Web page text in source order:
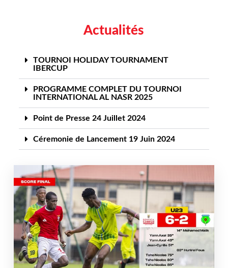
Actualités
TOURNOI HOLIDAY TOURNAMENT
IBERCUP
PROGRAMME COMPLET DU TOURNOI
INTERNATIONAL AL NASR 2025
Point de Presse 24 Juillet 2024
Céremonie de Lancement 19 Juin 2024